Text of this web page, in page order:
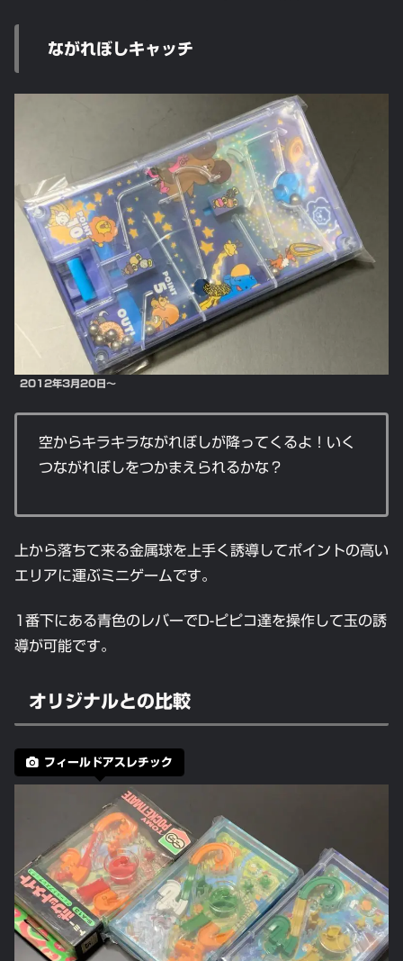
ながれぼしキャッチ
2012年3月20日～
空からキラキラながれぼしが降ってくるよ！いく
つながれぼしをつかまえられるかな？
上から落ちて来る金属球を上手く誘導してポイントの高い
エリアに運ぶミニゲームです。
1番下にある青色のレバーでD-ピピコ達を操作して玉の誘
導が可能です。
オリジナルとの比較
フィールドアスレチック